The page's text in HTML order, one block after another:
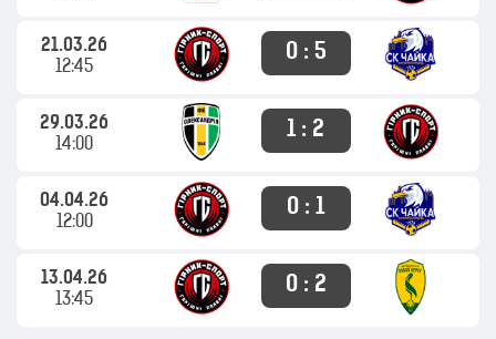
21.03.26
12:45
0 : 5
29.03.26
14:00
1 : 2
04.04.26
12:00
0 : 1
13.04.26
13:45
0 : 2